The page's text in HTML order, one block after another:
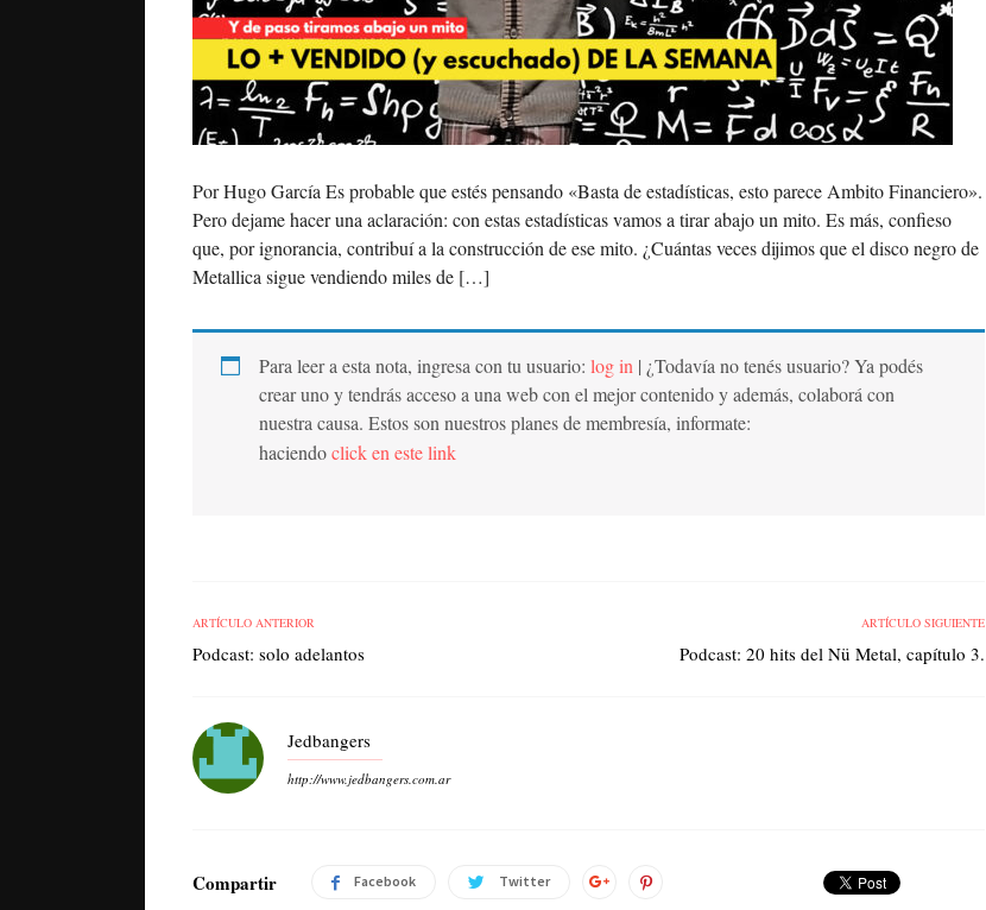
Por Hugo García Es probable que estés pensando «Basta de estadísticas, esto parece Ambito Financiero».
Pero dejame hacer una aclaración: con estas estadísticas vamos a tirar abajo un mito. Es más, confieso
que, por ignorancia, contribuí a la construcción de ese mito. ¿Cuántas veces dijimos que el disco negro de
Metallica sigue vendiendo miles de […]
Para leer a esta nota, ingresa con tu usuario: log in | ¿Todavía no tenés usuario? Ya podés
crear uno y tendrás acceso a una web con el mejor contenido y además, colaborá con
nuestra causa. Estos son nuestros planes de membresía, informate:
haciendoclick en este link
ARTÍCULO ANTERIOR
Podcast: solo adelantos
ARTÍCULO SIGUIENTE
Podcast: 20 hits del Nü Metal, capítulo 3.
Jedbangers
http://www.jedbangers.com.ar
Compartir Facebook Twitter